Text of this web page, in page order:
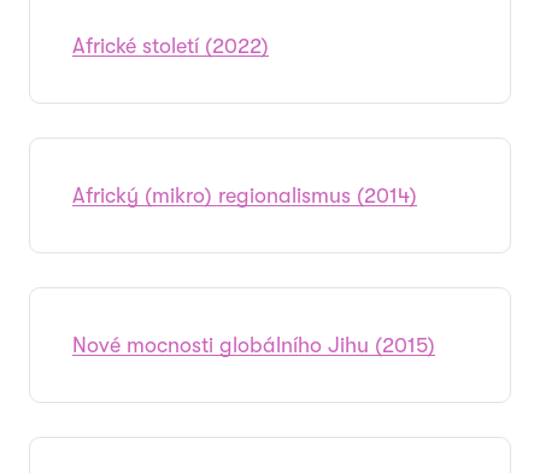
Africké století (2022)
Africký (mikro) regionalismus (2014)
Nové mocnosti globálního Jihu (2015)